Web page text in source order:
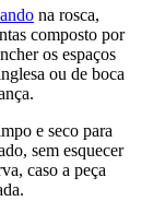
na rosca,
composto por
os espaços
ou de boca
e seco para
sem esquecer
caso a peça